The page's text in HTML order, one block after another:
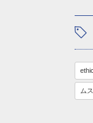
ム